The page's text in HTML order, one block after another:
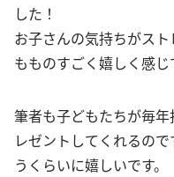
した！
お子さんの気持ちがス
もものすごく嬉しく感じ
筆者も子どもたちが毎
レゼントしてくれるの
うくらいに嬉しいです。